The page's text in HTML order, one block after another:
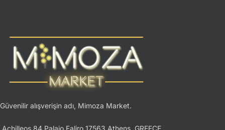
Güvenilir alışverişin adı, Mimoza Market.
Achilleos 84 Palaio Faliro 17563 Athens, GREECE